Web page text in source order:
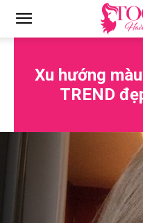
Xu hướng
TREND